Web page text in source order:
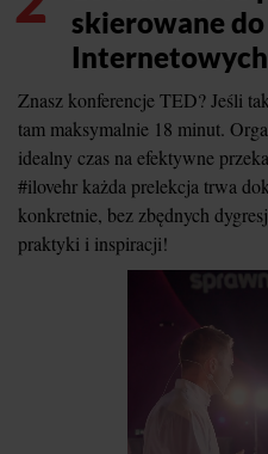
skierowane
Internetowych
Znasz konferencje TED? Jeśli
tam maksymalnie 18 minut.
idealny czas na efektywne
#ilovehr każda prelekcja trwa
konkretnie, bez zbędnych
praktyki i inspiracji!